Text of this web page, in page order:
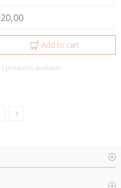
Add to cart
3 products available